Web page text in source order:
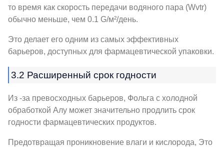
то время как скорость передачи водяного пара (Wvtr)
обычно меньше, чем 0.1 G/м²/день.
Это делает его одним из самых эффективных
барьеров, доступных для фармацевтической упаковки.
3.2 Расширенный срок годности
Из -за превосходных барьеров, Фольга с холодной
обработкой Алу может значительно продлить срок
годности фармацевтических продуктов.
Предотвращая проникновение влаги и кислорода, Это